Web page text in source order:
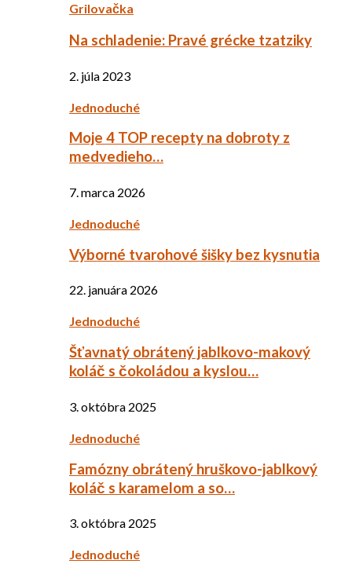
Grilovačka
Na schladenie: Pravé grécke tzatziky
2. júla 2023
Jednoduché
Moje 4 TOP recepty na dobroty z
medvedieho…
7. marca 2026
Jednoduché
Výborné tvarohové šišky bez kysnutia
22. januára 2026
Jednoduché
Šťavnatý obrátený jablkovo-makový
koláč s čokoládou a kyslou…
3. októbra 2025
Jednoduché
Famózny obrátený hruškovo-jablkový
koláč s karamelom a so…
3. októbra 2025
Jednoduché